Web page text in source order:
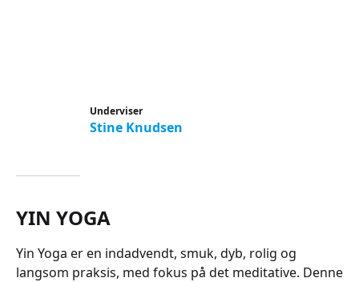
Underviser
Stine Knudsen
YIN YOGA
Yin Yoga er en indadvendt, smuk, dyb, rolig og
langsom praksis, med fokus på det meditative. Denne